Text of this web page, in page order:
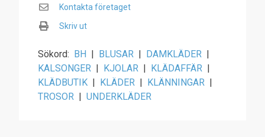
Kontakta företaget
Skriv ut
Sökord: BH | BLUSAR | DAMKLÄDER |
KALSONGER | KJOLAR | KLÄDAFFÄR |
KLÄDBUTIK | KLÄDER | KLÄNNINGAR |
TROSOR | UNDERKLÄDER